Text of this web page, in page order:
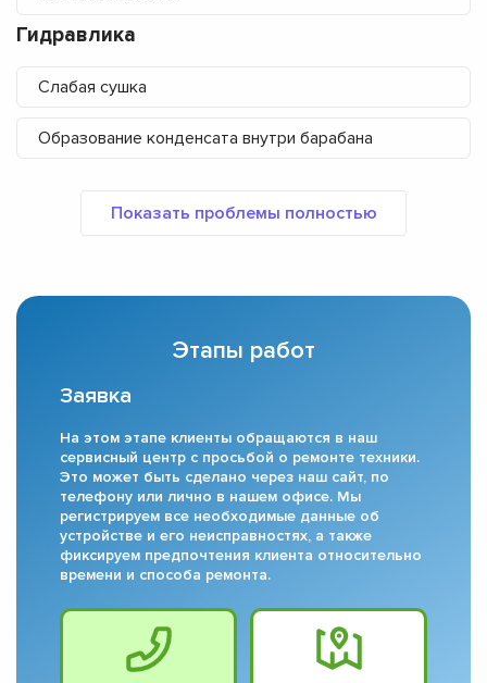
Гидравлика
Слабая сушка
Образование конденсата внутри барабана
Этапы работ
Заявка
На этом этапе клиенты обращаются в наш
сервисный центр с просьбой о ремонте техники.
Это может быть сделано через наш сайт, по
телефону или лично в нашем офисе. Мы
регистрируем все необходимые данные об
устройстве и его неисправностях, а также
фиксируем предпочтения клиента относительно
времени и способа ремонта.